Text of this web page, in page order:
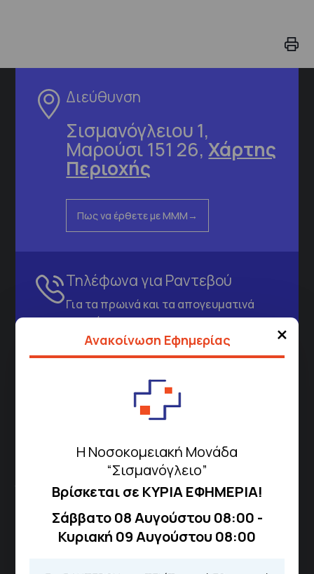
×
Ανακοίνωση Εφημερίας
Η Νοσοκομειακή Μονάδα
“Σισμανόγλειο”
Βρίσκεται σε ΚΥΡΙΑ ΕΦΗΜΕΡΙΑ!
Σάββατο 08 Αυγούστου 08:00 -
Κυριακή 09 Αυγούστου 08:00
Διεύθυνση
Σισμανόγλειου 1,
Μαρούσι 151 26,Χάρτης
Περιοχής
Πως να έρθετε με ΜΜΜ
Τηλέφωνα για Ραντεβού
Για τα πρωινά και τα απογευματινά
ιατρεία:
Από τον ιστότοποeΡαντεβού
Καλώντας στην φωνητική πύλη του
Μέσω της εφαρμογής "MyHealth
ΓΝΑ Νοσοκομείο Σισμανόγλειο - Αμαλία Φλέμιγκ
Το Σισμανόγλειο συνεργάζεται με άλλα νοσηλευτικά
ειδικών προγραμμάτων βελτίωσης της ποιότητας
φροντίδας της υγείας σε εθνικό επίπεδο.